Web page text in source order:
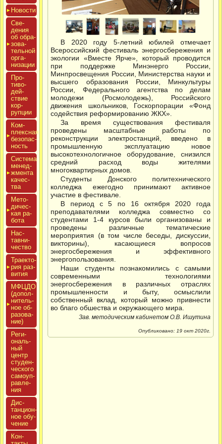
Новос­ти
Све­
дения
об об­ра­
зова­
тель­ной
ор­га­
низа­ции
Про­
тиво­
дей­
ствие
кор­
рупции
Ком­
плексная
бе­зопас­
ность
Сис­те­ма
ме­нед­
жмен­та
ка­чес­
тва
Мето­
дичес­
кая ра­
бота
Нас­
тавни­
чес­тво
Тра­ек­то­
рия раз­
ви­тия
МФЦДО
(до­пол­
ни­тель­
ное об­
ра­зова­
ние)
Реги­
ональ­
ный
центр
сту­ден­
ческо­го
са­мо­уп­
равле­
ния
Дис­
танци­он­
ное обу­
чение
Кон­
В 2020 году 5-летний юбилей отмечает
Всероссийский фестиваль энергосбережения и
экологии «Вместе Ярче», который проводится
при поддержке Минэнерго России,
Минпросвещения России, Министерства науки и
высшего образования России, Минкультуры
России, Федерального агентства по делам
молодежи (Росмолодежь), Российского
движения школьников, Госкорпорации «Фонд
содействия реформированию ЖКХ».
За время существования фестиваля
проведены масштабные работы по
реконструкции электростанций, введено в
промышленную эксплуатацию новое
высокотехнологичное оборудование, снизился
средний расход воды жителями
многоквартирных домов.
Студенты Донского политехнического
колледжа ежегодно принимают активное
участие в фестивале.
В период с 5 по 16 октября 2020 года
преподавателями колледжа совместно со
студентами 1-4 курсов были организованы и
проведены различные тематические
мероприятия (в том числе беседы, дискуссии,
викторины), касающиеся вопросов
энергосбережения и эффективного
энергопользования.
Наши студенты познакомились с самыми
современными технологиями
энергосбережения в различных отраслях
промышленности и быту, осмыслили
собственный вклад, который можно привнести
во благо обшества и окружающего мира.
Зав. методическим кабинетом О.В. Ишутина
Опубликовано: 19 окт 2020г.